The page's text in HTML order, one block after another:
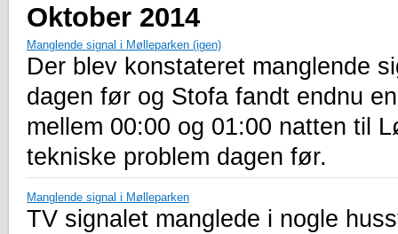
Oktober 2014
Manglende signal i Mølleparken (igen)
Der blev konstateret manglende
dagen før og Stofa fandt endnu
mellem 00:00 og 01:00 natten til
tekniske problem dagen før.
Manglende signal i Mølleparken
TV signalet manglede i nogle